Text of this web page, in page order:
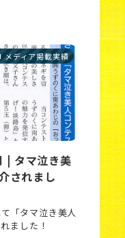
メディア掲載実績
| タマ泣き美
されまし
「タマ泣き美人
ました！